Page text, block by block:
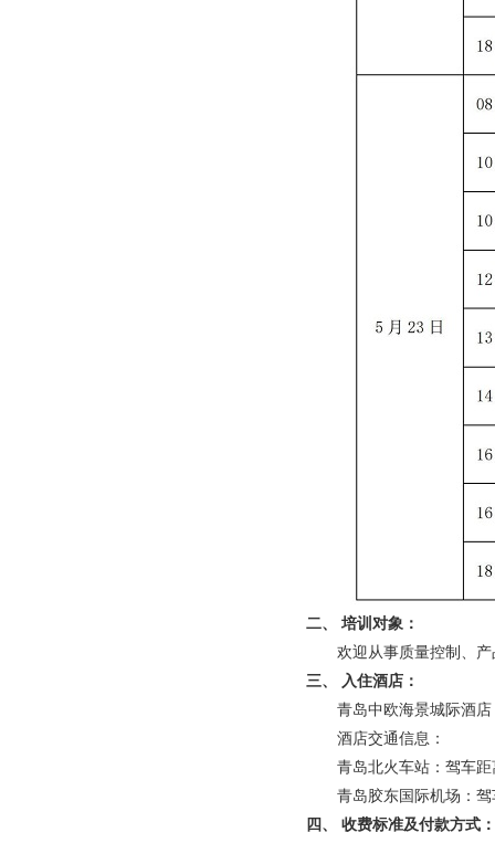
二、 培训对象：
欢迎从事质量控制、
三、 入住酒店：
青岛中欧海景城际酒
酒店交通信息：
青岛北火车站：驾车
青岛胶东国际机场：
四、 收费标准及付款方式：